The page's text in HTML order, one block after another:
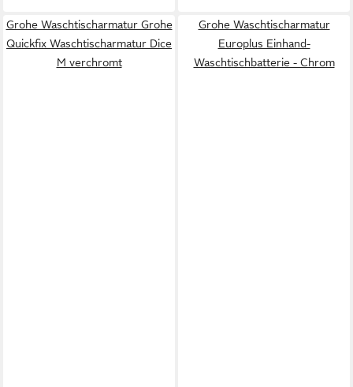
Grohe Waschtischarmatur Grohe
Quickfix Waschtischarmatur Dice
M verchromt
Grohe Waschtischarmatur
Europlus Einhand-
Waschtischbatterie - Chrom